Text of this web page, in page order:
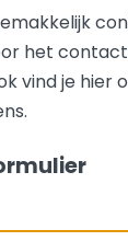
het
vind je hier